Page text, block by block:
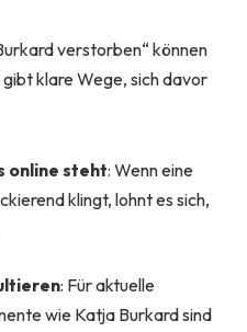
verstorben“ können
klare Wege, sich davor
online steht: Wenn eine
klingt, lohnt es sich,
: Für aktuelle
wie Katja Burkard sind